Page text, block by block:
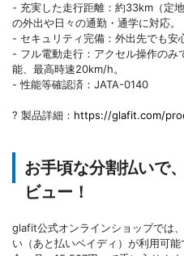
- 充実した走行距離：約33km（定
の外出や日々の通勤・通学に対応。
- セキュリティ完備：外出先でも安
- フル電動走行：アクセル操作のみ
能、最高時速20km/h。
- 性能等確認済：JATA-0140
? 製品詳細： https://glafit.com/
お手頃な分割払いで
ビュー！
glafit公式オンラインショップでは
い（あと払いペイディ）が利用可